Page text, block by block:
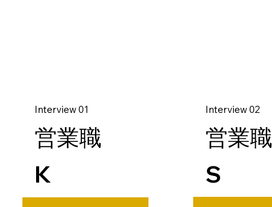
Interview 01
営業職
K
Interview 02
営業職
S